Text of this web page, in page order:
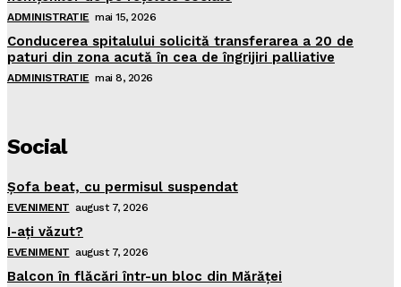
ADMINISTRATIE mai 15, 2026
Conducerea spitalului solicită transferarea a 20 de
paturi din zona acută în cea de îngrijiri palliative
ADMINISTRATIE mai 8, 2026
Social
Şofa beat, cu permisul suspendat
EVENIMENT august 7, 2026
I-aţi văzut?
EVENIMENT august 7, 2026
Balcon în flăcări într-un bloc din Mărăţei